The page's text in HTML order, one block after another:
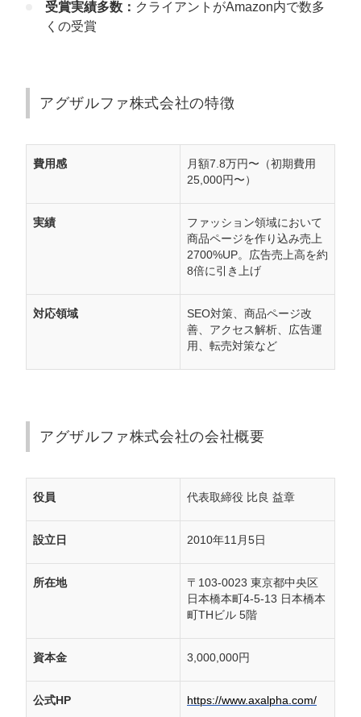
受賞実績多数： クライアントがAmazon内で数多
くの受賞
アグザルファ株式会社の特徴
費用感
月額7.8万円〜（初期費用
25,000円〜）
実績
ファッション領域において
商品ページを作り込み売上
2700%UP。広告売上高を約
8倍に引き上げ
対応領域
SEO対策、商品ページ改
善、アクセス解析、広告運
用、転売対策など
アグザルファ株式会社の会社概要
役員 代表取締役 比良 益章
設立日 2010年11月5日
所在地
〒103-0023 東京都中央区
日本橋本町4-5-13 日本橋本
町THビル 5階
資本金 3,000,000円
公式HP https://www.axalpha.com/